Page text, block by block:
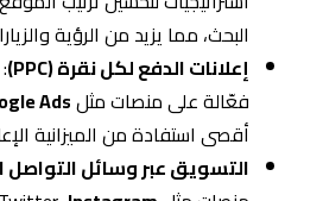
التسويق عبر وسائل التواصل
منصات مثل Facebook، Twitter،Instagram
لبناء علاقات مع الجمهور وزيادة
3.2 حلول مبتكرة ومخصصة